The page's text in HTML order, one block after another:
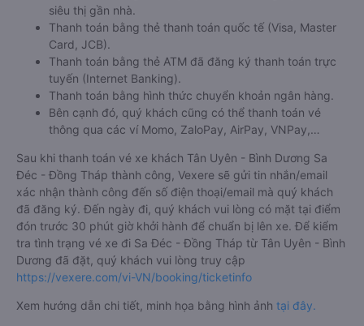
siêu thị gần nhà.
Thanh toán bằng thẻ thanh toán quốc tế (Visa, Master
Card, JCB).
Thanh toán bằng thẻ ATM đã đăng ký thanh toán trực
tuyến (Internet Banking).
Thanh toán bằng hình thức chuyển khoản ngân hàng.
Bên cạnh đó, quý khách cũng có thể thanh toán vé
thông qua các ví Momo, ZaloPay, AirPay, VNPay,…
Sau khi thanh toán vé xe khách Tân Uyên - Bình Dương Sa
Đéc - Đồng Tháp thành công, Vexere sẽ gửi tin nhắn/email
xác nhận thành công đến số điện thoại/email mà quý khách
đã đăng ký. Đến ngày đi, quý khách vui lòng có mặt tại điểm
đón trước 30 phút giờ khởi hành để chuẩn bị lên xe. Để kiểm
tra tình trạng vé xe đi Sa Đéc - Đồng Tháp từ Tân Uyên - Bình
Dương đã đặt, quý khách vui lòng truy cập
https://vexere.com/vi-VN/booking/ticketinfo
Xem hướng dẫn chi tiết, minh họa bằng hình ảnh tại đây.